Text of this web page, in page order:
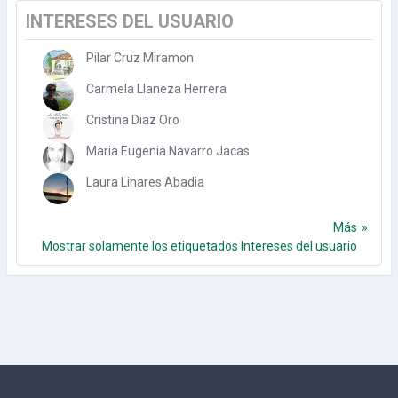
INTERESES DEL USUARIO
Pilar Cruz Miramon
Carmela Llaneza Herrera
Cristina Diaz Oro
Maria Eugenia Navarro Jacas
Laura Linares Abadia
Más
Mostrar solamente los etiquetados Intereses del usuario